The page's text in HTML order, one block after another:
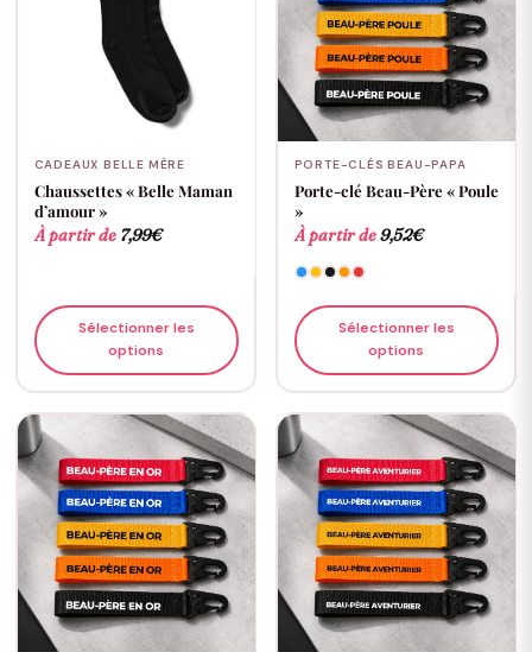
CADEAUX BELLE MÈRE
Chaussettes « Belle Maman
d’amour »
À partir de 7,99€
Sélectionner les
options
PORTE-CLÉS BEAU-PAPA
Porte-clé Beau-Père « Poule
»
À partir de9,52€
Sélectionner les
options